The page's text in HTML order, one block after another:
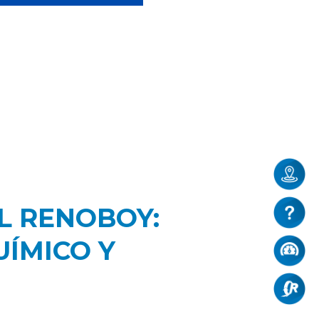
RENOBOY:
Y